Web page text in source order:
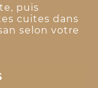
puis
cuites dans
selon votre